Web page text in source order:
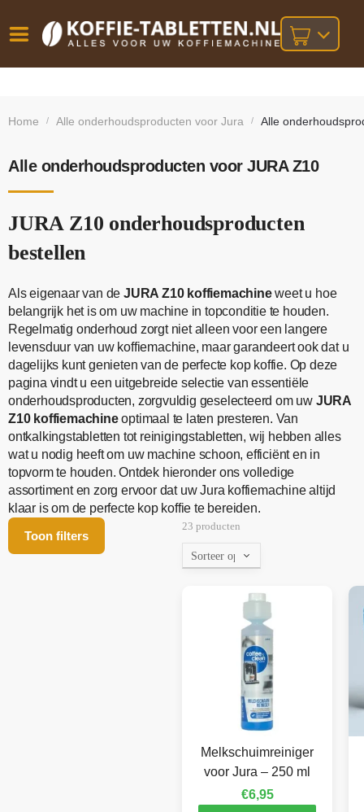
besteld,
bij orders
Home / Alle onderhoudsproducten voor Jura / Alle
Alle onderhoudsproducten voor JURA Z10
JURA Z10 onderhoudsproducten
bestellen
Als eigenaar van de JURA Z10 koffiemachineweet u hoe
belangrijk het is om uw machine in topconditie te houden.
Regelmatig onderhoud zorgt niet alleen voor een langere
levensduur van uw koffiemachine, maar garandeert ook dat u
dagelijks kunt genieten van de perfecte kop koffie. Op deze
pagina vindt u een uitgebreide selectie van essentiële
onderhoudsproducten, zorgvuldig geselecteerd om uw JURA
Z10 koffiemachineoptimaal te laten presteren. Van
ontkalkingstabletten tot reinigingstabletten, wij hebben alles
wat u nodig heeft om uw machine schoon, efficiënt en in
topvorm te houden. Ontdek hieronder ons volledige
assortiment en zorg ervoor dat uw Jura koffiemachine altijd
klaar is om de perfecte kop koffie te bereiden.
Toon filters
23 producten
Melkschuimreiniger
voor Jura – 250 ml
€6,95